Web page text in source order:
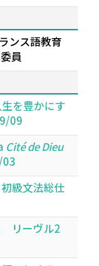
ンス語教育
員
を豊かにす
09
Cité de Dieu
級文法総仕
リーヴル2